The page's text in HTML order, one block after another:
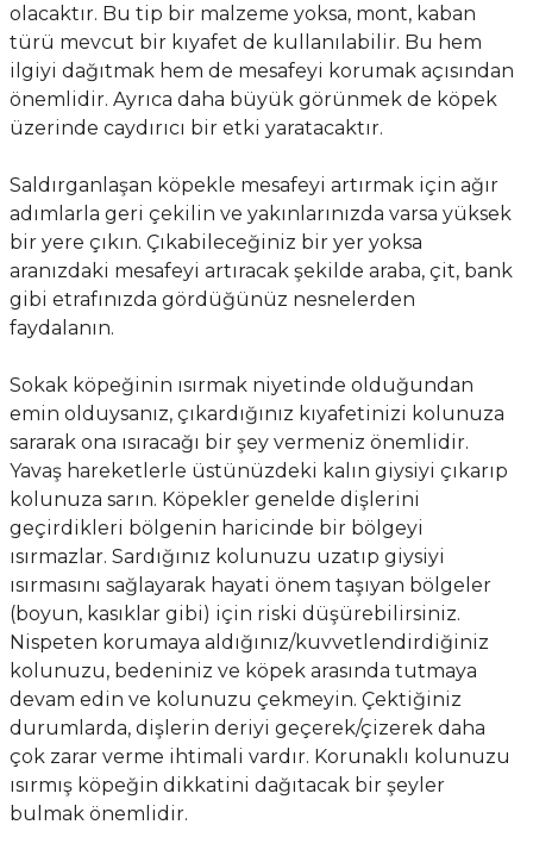
olacaktır. Bu tip bir malzeme yoksa, mont, kaban
türü mevcut bir kıyafet de kullanılabilir. Bu hem
ilgiyi dağıtmak hem de mesafeyi korumak açısından
önemlidir. Ayrıca daha büyük görünmek de köpek
üzerinde caydırıcı bir etki yaratacaktır.
Saldırganlaşan köpekle mesafeyi artırmak için ağır
adımlarla geri çekilin ve yakınlarınızda varsa yüksek
bir yere çıkın. Çıkabileceğiniz bir yer yoksa
aranızdaki mesafeyi artıracak şekilde araba, çit, bank
gibi etrafınızda gördüğünüz nesnelerden
faydalanın.
Sokak köpeğinin ısırmak niyetinde olduğundan
emin olduysanız, çıkardığınız kıyafetinizi kolunuza
sararak ona ısıracağı bir şey vermeniz önemlidir.
Yavaş hareketlerle üstünüzdeki kalın giysiyi çıkarıp
kolunuza sarın. Köpekler genelde dişlerini
geçirdikleri bölgenin haricinde bir bölgeyi
ısırmazlar. Sardığınız kolunuzu uzatıp giysiyi
ısırmasını sağlayarak hayati önem taşıyan bölgeler
(boyun, kasıklar gibi) için riski düşürebilirsiniz.
Nispeten korumaya aldığınız/kuvvetlendirdiğiniz
kolunuzu, bedeniniz ve köpek arasında tutmaya
devam edin ve kolunuzu çekmeyin. Çektiğiniz
durumlarda, dişlerin deriyi geçerek/çizerek daha
çok zarar verme ihtimali vardır. Korunaklı kolunuzu
ısırmış köpeğin dikkatini dağıtacak bir şeyler
bulmak önemlidir.